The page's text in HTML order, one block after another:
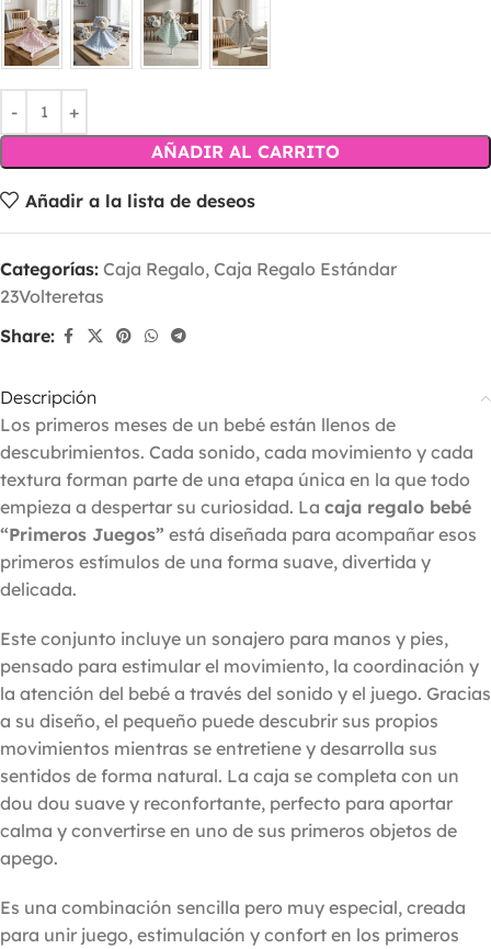
AÑADIR AL CARRITO
Añadir a la lista de deseos
Categorías: Caja Regalo, Caja Regalo Estándar
23Volteretas
Share:
Descripción
Los primeros meses de un bebé están llenos de
descubrimientos. Cada sonido, cada movimiento y cada
textura forman parte de una etapa única en la que todo
empieza a despertar su curiosidad. La caja regalo bebé
“Primeros Juegos” está diseñada para acompañar esos
primeros estímulos de una forma suave, divertida y
delicada.
Este conjunto incluye un sonajero para manos y pies,
pensado para estimular el movimiento, la coordinación y
la atención del bebé a través del sonido y el juego. Gracias
a su diseño, el pequeño puede descubrir sus propios
movimientos mientras se entretiene y desarrolla sus
sentidos de forma natural. La caja se completa con un
dou dou suave y reconfortante, perfecto para aportar
calma y convertirse en uno de sus primeros objetos de
apego.
Es una combinación sencilla pero muy especial, creada
para unir juego, estimulación y confort en los primeros